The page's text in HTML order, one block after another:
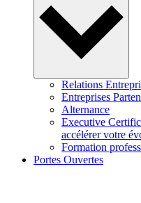
Relations
Entreprises
Alternance
Executive
accélérer votre
Formation
Portes Ouvertes